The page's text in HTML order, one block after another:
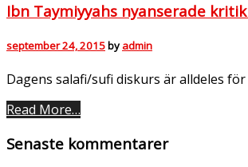
Ibn Taymiyyahs nyanserade
september 24, 2015byadmin
Dagens salafi/sufi diskurs är alldeles
Read More…
Senaste kommentarer